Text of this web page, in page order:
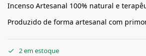
Incenso Artesanal 100% natural e
Produzido de forma artesanal com
2 em estoque